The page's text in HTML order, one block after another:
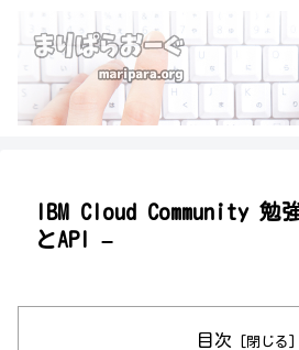
IBM Cloud Community 勉
とAPI –
目次